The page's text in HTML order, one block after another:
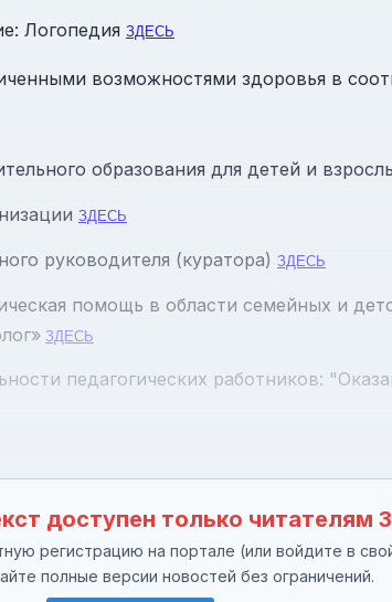
Логопедия ЗДЕСЬ
возможностями здоровья в
образования для детей и
ЗДЕСЬ
руководителя (куратора) ЗДЕСЬ
помощь в области семейных и
ЗДЕСЬ
педагогических работников:
доступен только читателям
регистрацию на портале (или войдите в
полные версии новостей без ограничений.